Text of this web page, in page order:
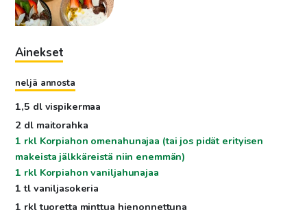
Ainekset
neljä annosta
1,5 dl vispikermaa
2 dl maitorahka
1 rkl Korpiahon omenahunajaa (tai jos pidät erityisen
makeista jälkkäreistä niin enemmän)
1 rkl Korpiahon vaniljahunajaa
1 tl vaniljasokeria
1 rkl tuoretta minttua hienonnettuna